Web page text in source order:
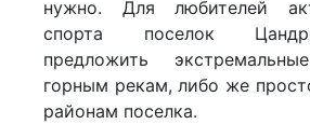
нужно. Для любителей
спорта поселок
предложить
горным рекам, либо же
районам поселка.